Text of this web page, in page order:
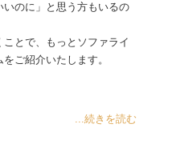
いのに」と思う方もいるの
とで、もっとソファライ
ご紹介いたします。
...続きを読む